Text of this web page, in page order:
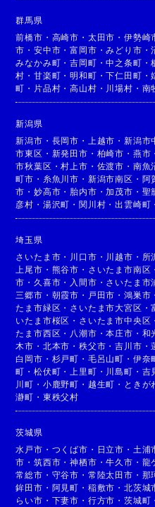
群馬県
前橋市 ・ 高崎市 ・ 太田市 ・伊勢崎
市 ・安中市 ・富岡市 ・みどり市 ・
みなかみ町 ・吉岡町 ・中之条町 ・
村 ・甘楽町 ・明和町 ・下仁田町 ・
町 ・ 片品村 ・高山村 ・ 川場村 ・ 南
新潟県
新潟市 ・ 長岡市 ・ 上越市 ・新潟市
市東区 ・ 新発田市 ・ 柏崎市 ・ 燕市
市秋葉区 ・村上市 ・ 佐渡市 ・ 南魚
町市 ・ 糸魚川市 ・ 新潟市南区 ・ 阿
市 ・妙高市 ・ 胎内市 ・加茂市 ・ 聖
彦村 ・ 湯沢町 ・関川村 ・出雲崎町
埼玉県
さいたま市 ・ 川口市 ・ 川越市 ・ 所
上尾市 ・ 熊谷市 ・ さいたま市南区
市 ・ 久喜市 ・ 入間市 ・ さいたま市
三郷市 ・ 朝霞市 ・ 戸田市 ・鴻巣市
たま市緑区 ・ さいたま市大宮区 ・
いたま市桜区 ・ さいたま市中央区
たま市西区 ・ 八潮市 ・本庄市 ・ 和
木市 ・ 北本市 ・秩父市 ・吉川市 ・
白岡市 ・ 杉戸町 ・ 毛呂山町 ・ 伊奈
町 ・松伏町 ・ 上里町 ・ 川島町 ・ 吉
川町 ・ 小鹿野町 ・ 越生町 ・ ときが
瀞町 ・ 東秩父村
茨城県
水戸市 ・ つくば市 ・ 日立市 ・ 土浦
市 ・筑西市 ・神栖市 ・牛久市 ・ 龍
常総市 ・ 守谷市 ・ 常陸太田市 ・ 那
鉾田市 ・ 阿見町 ・ 稲敷市 ・北茨城
らい市 ・ 下妻市 ・ 行方市 ・茨城町